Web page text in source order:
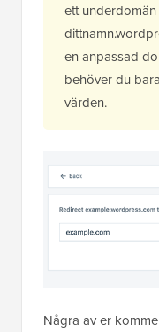
ett underdomän
en anpassad
behöver du
värden.
Några av er